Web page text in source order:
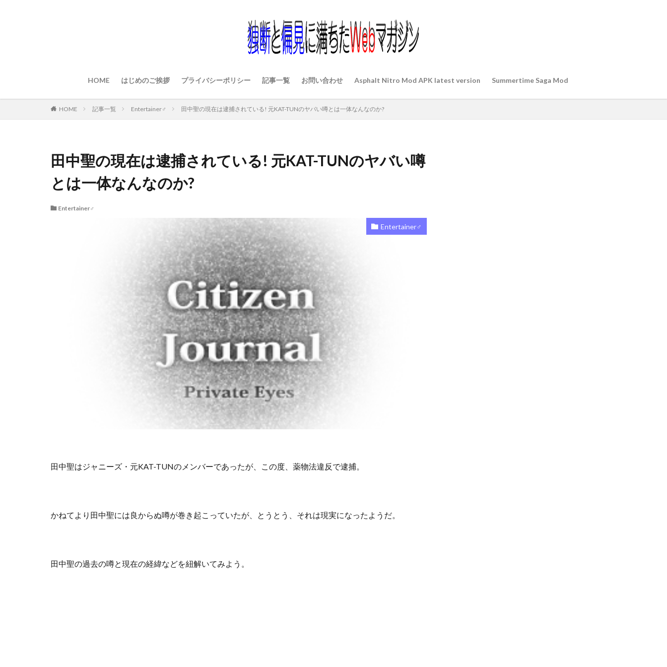
HOME はじめのご挨拶 プライバシーポリシー 記事一覧 お問い合わせ Asphalt Nitro Mod APK latest version Summertime Saga Mod
HOME 記事一覧 Entertainer♂ 田中聖の現在は逮捕されている! 元KAT-TUNのヤバい噂とは一体なんなのか?
田中聖の現在は逮捕されている! 元KAT-TUNのヤバい噂
とは一体なんなのか?
Entertainer♂
Entertainer♂
田中聖はジャニーズ・元KAT-TUNのメンバーであったが、この度、薬物法違反で逮捕。
かねてより田中聖には良からぬ噂が巻き起こっていたが、とうとう、それは現実になったようだ。
田中聖の過去の噂と現在の経緯などを紐解いてみよう。